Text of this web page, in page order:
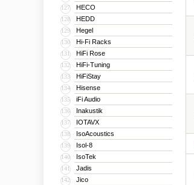
127 HECO
128 HEDD
129 Hegel
130 Hi-Fi Racks
131 HiFi Rose
132 HiFi-Tuning
133 HiFiStay
134 Hisense
135 iFi Audio
136 Inakustik
137 IOTAVX
138 IsoAcoustics
139 Isol-8
140 IsoTek
141 Jadis
142 Jico